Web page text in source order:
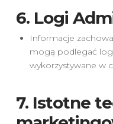
6. Logi
Informacje
mogą podlegać
wykorzystywane w
7. Istotne